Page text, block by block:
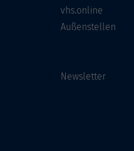
vhs.online
Außenstellen
Newsletter